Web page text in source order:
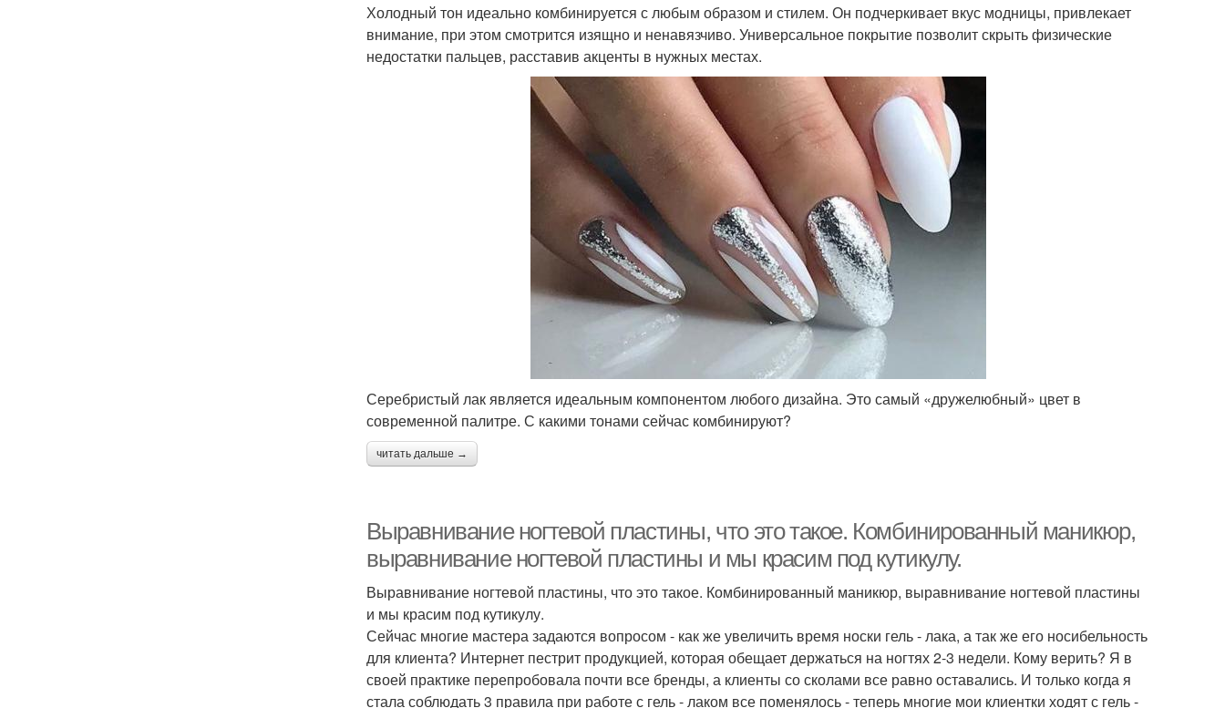
Холодный тон идеально комбинируется с любым образом и стилем. Он подчеркивает вкус модницы, привлекает
внимание, при этом смотрится изящно и ненавязчиво. Универсальное покрытие позволит скрыть физические
недостатки пальцев, расставив акценты в нужных местах.
Серебристый лак является идеальным компонентом любого дизайна. Это самый «дружелюбный» цвет в
современной палитре. С какими тонами сейчас комбинируют?
читать дальше →
Выравнивание ногтевой пластины, что это такое. Комбинированный маникюр,
выравнивание ногтевой пластины и мы красим под кутикулу.
Выравнивание ногтевой пластины, что это такое. Комбинированный маникюр, выравнивание ногтевой пластины
и мы красим под кутикулу.
Сейчас многие мастера задаются вопросом - как же увеличить время носки гель - лака, а так же его носибельность
для клиента? Интернет пестрит продукцией, которая обещает держаться на ногтях 2-3 недели. Кому верить? Я в
своей практике перепробовала почти все бренды, а клиенты со сколами все равно оставались. И только когда я
стала соблюдать 3 правила при работе с гель - лаком все поменялось - теперь многие мои клиентки ходят с гель -